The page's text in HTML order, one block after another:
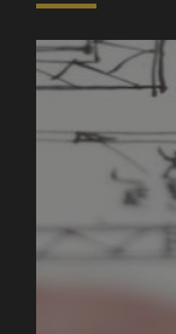
LEISTUNG
TEAM
AGB